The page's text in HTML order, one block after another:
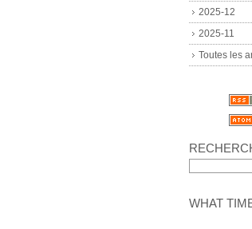
2025-12
2025-11
Toutes les
WHAT